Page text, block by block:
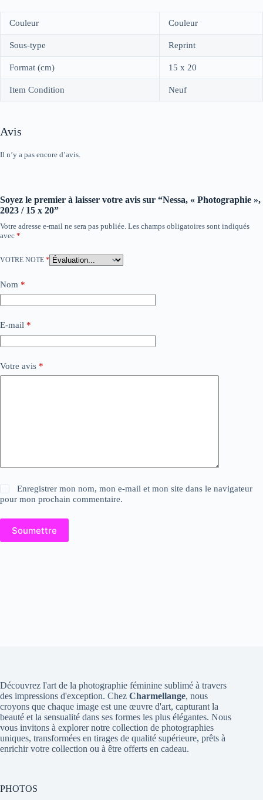
Couleur Couleur
Sous-type Reprint
Format (cm) 15 x 20
Item Condition Neuf
Avis
Il n’y a pas encore d’avis.
Soyez le premier à laisser votre avis sur “Nessa, « Photographie »,
2023 / 15 x 20”
Votre adresse e-mail ne sera pas publiée. Les champs obligatoires sont indiqués
avec *
VOTRE NOTE *
Nom *
E-mail *
Votre avis *
Enregistrer mon nom, mon e-mail et mon site dans le navigateur
pour mon prochain commentaire.
Soumettre
Découvrez l'art de la photographie féminine sublimé à travers
des impressions d'exception. Chez Charmellange, nous
croyons que chaque image est une œuvre d'art, capturant la
beauté et la sensualité dans ses formes les plus élégantes. Nous
vous invitons à explorer notre collection de photographies
uniques, transformées en tirages de qualité supérieure, prêts à
enrichir votre collection ou à être offerts en cadeau.
PHOTOS